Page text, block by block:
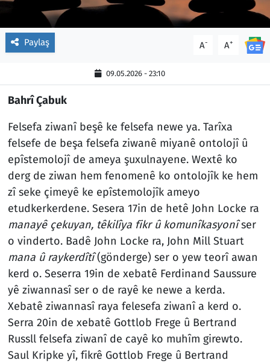
Paylaş A- A+
09.05.2026 - 23:10
Bahrî Çabuk
Felsefa ziwanî beşê ke felsefa newe ya. Tarîxa
felsefe de beşa felsefa ziwanê miyanê ontolojî û
epîstemolojî de ameya şuxulnayene. Wextê ko
derg de ziwan hem fenomenê ko ontolojîk ke hem
zî seke çimeyê ke epîstemolojîk ameyo
etudkerkerdene. Sesera 17in de hetê John Locke ra
manayê çekuyan, têkilîya fikr û komunîkasyonîser
o vinderto. Badê John Locke ra, John Mill Stuart
mana û raykerdîtî(gönderge) ser o yew teorî awan
kerd o. Seserra 19in de xebatê Ferdinand Saussure
yê ziwannasî ser o de rayê ke newe a kerda.
Xebatê ziwannasî raya felesefa ziwanî a kerd o.
Serra 20in de xebatê Gottlob Frege û Bertrand
Russll felsefa ziwanî de cayê ko muhîm girewto.
Saul Kripke yî, fikrê Gottlob Frege û Bertrand